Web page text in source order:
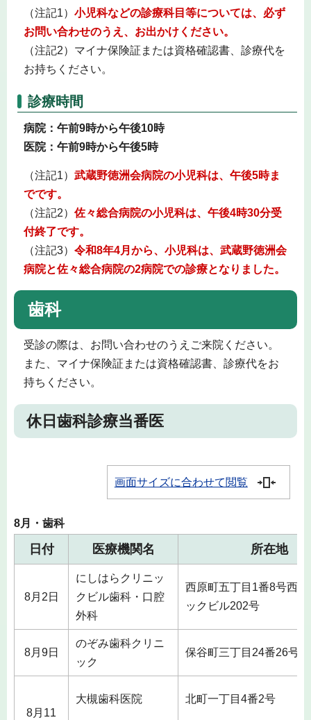
（注記1） 小児科などの診療科目等については、必ず
お問い合わせのうえ、お出かけください。
（注記2）マイナ保険証または資格確認書、診療代を
お持ちください。
診療時間
病院：午前9時から午後10時
医院：午前9時から午後5時
（注記1） 武蔵野徳洲会病院の小児科は、午後5時ま
でです。
（注記2） 佐々総合病院の小児科は、午後4時30分受
付終了です。
（注記3） 令和8年4月から、小児科は、武蔵野徳洲会
病院と佐々総合病院の2病院での診療となりました。
歯科
受診の際は、お問い合わせのうえご来院ください。
また、マイナ保険証または資格確認書、診療代をお
持ちください。
休日歯科診療当番医
画面サイズに合わせて閲覧
8月・歯科
日付 医療機関名 所在地
8月2日
にしはらクリニッ
クビル歯科・口腔
外科
西原町五丁目1番8号西
ックビル202号
8月9日
のぞみ歯科クリニ
ック
保谷町三丁目24番26号
8月11
大槻歯科医院 北町一丁目4番2号